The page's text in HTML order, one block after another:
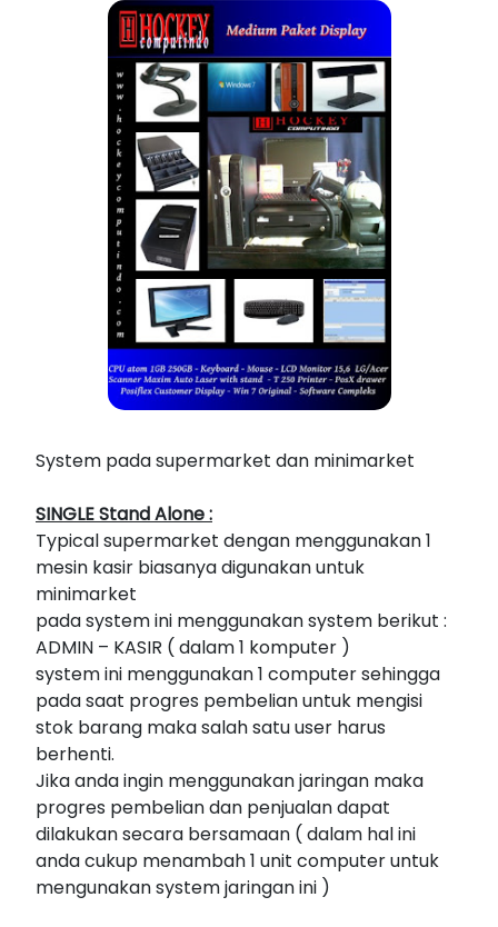
System pada supermarket dan minimarket
SINGLE Stand Alone :
Typical supermarket dengan menggunakan 1
mesin kasir biasanya digunakan untuk
minimarket
pada system ini menggunakan system berikut :
ADMIN – KASIR ( dalam 1 komputer )
system ini menggunakan 1 computer sehingga
pada saat progres pembelian untuk mengisi
stok barang maka salah satu user harus
berhenti.
Jika anda ingin menggunakan jaringan maka
progres pembelian dan penjualan dapat
dilakukan secara bersamaan ( dalam hal ini
anda cukup menambah 1 unit computer untuk
mengunakan system jaringan ini )